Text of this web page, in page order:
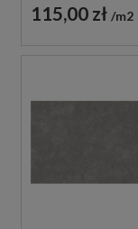
115,00 zł m2